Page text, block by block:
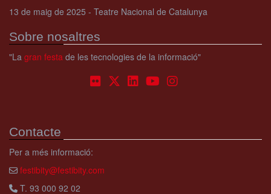
13 de maig de 2025 - Teatre Nacional de Catalunya
Sobre nosaltres
"La gran festa de les tecnologies de la informació"
Contacte
Per a més informació:
festibity@festibity.com
T. 93 000 92 02